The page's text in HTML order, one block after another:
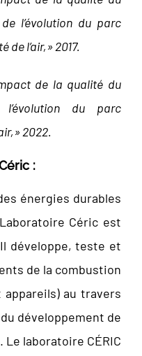
l’évolution du parc
de l’air,» 2017.
de la qualité du
du parc
2022.
:
énergies durables
Céric est
développe, teste et
de la combustion
au travers
développement de
laboratoire CÉRIC